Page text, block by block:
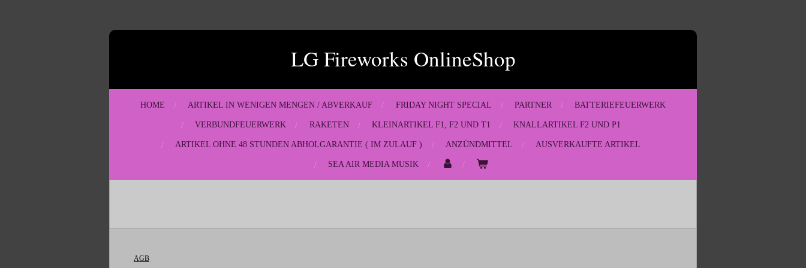
LG Fireworks OnlineShop
HOME ARTIKEL IN WENIGEN MENGEN / ABVERKAUF FRIDAY NIGHT SPECIAL PARTNER BATTERIEFEUERWERK
VERBUNDFEUERWERK RAKETEN KLEINARTIKEL F1, F2 UND T1 KNALLARTIKEL F2 UND P1
ARTIKEL OHNE 48 STUNDEN ABHOLGARANTIE ( IM ZULAUF ) ANZÜNDMITTEL AUSVERKAUFTE ARTIKEL
SEA AIR MEDIA MUSIK
AGB